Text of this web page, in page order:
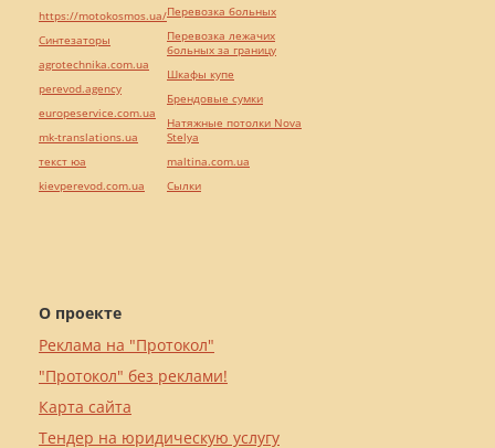
О проекте
Реклама на "Протокол"
"Протокол" без реклами!
Карта сайта
Тендер на юридическую услугу
https://motokosmos.ua/
Синтезаторы
agrotechnika.com.ua
perevod.agency
europeservice.com.ua
mk-translations.ua
текст юа
kievperevod.com.ua
Перевозка больных
Перевозка лежачих
больных за границу
Шкафы купе
Брендовые сумки
Натяжные потолки Nova
Stelya
maltina.com.ua
Cылки